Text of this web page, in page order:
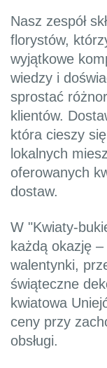
Nasz zespół
florystów,
wyjątkowe
wiedzy i
sprostać
klientów.
która cieszy
lokalnych
oferowanych
dostaw.
W "Kwiaty-
każdą okazję
walentynki,
świąteczne
kwiatowa
ceny przy
obsługi.